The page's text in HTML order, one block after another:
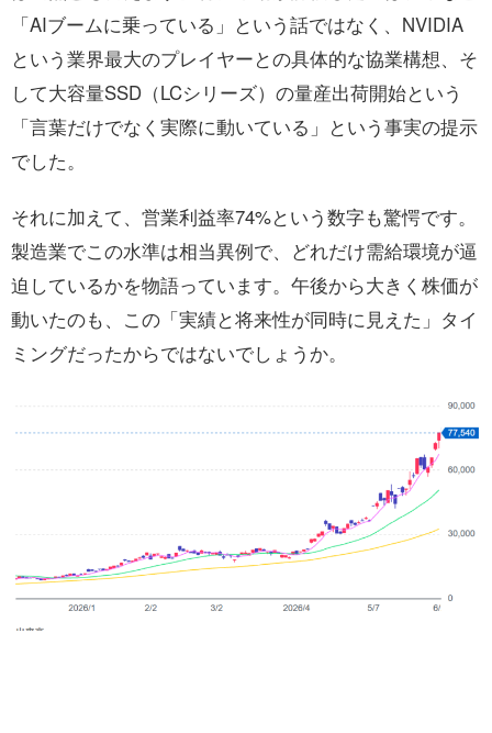
「AIブームに乗っている」という話ではなく、NVIDIA
という業界最大のプレイヤーとの具体的な協業構想、そ
して大容量SSD（LCシリーズ）の量産出荷開始という
「言葉だけでなく実際に動いている」という事実の提示
でした。
それに加えて、営業利益率74%という数字も驚愕です。
製造業でこの水準は相当異例で、どれだけ需給環境が逼
迫しているかを物語っています。午後から大きく株価が
動いたのも、この「実績と将来性が同時に見えた」タイ
ミングだったからではないでしょうか。